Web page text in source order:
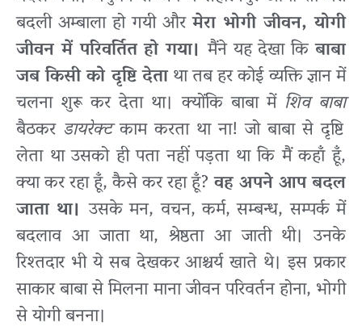
बदली अम्बाला हो गयी औरमेरा भोगी जीवन, योगी
जीवन में परिवर्तित हो गया।मैंने यह देखा किबाबा
जब किसी को दृष्टि देताथा तब हर कोई व्यक्ति ज्ञान में
चलना शुरू कर देता था। क्योंकि बाबा में शिव बाबा
बैठकर डायरेक्टकाम करता था ना! जो बाबा से दृष्टि
लेता था उसको ही पता नहीं पड़ता था कि मैं कहाँ हूँ,
क्या कर रहा हूँ, कैसे कर रहा हूँ?वह अपने आप बदल
जाता था।उसके मन, वचन, कर्म, सम्बन्ध, सम्पर्क में
बदलाव आ जाता था, श्रेष्ठता आ जाती थी। उनके
रिश्तदार भी ये सब देखकर आश्चर्य खाते थे। इस प्रकार
साकार बाबा से मिलना माना जीवन परिवर्तन होना, भोगी
से योगी बनना।